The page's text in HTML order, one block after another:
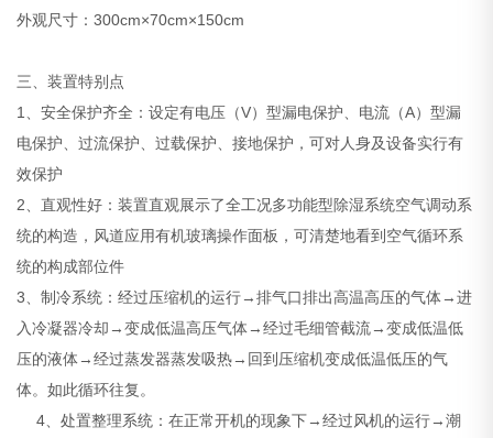
外观尺寸：300cm×70cm×150cm
三、装置特别点
1、安全保护齐全：设定有电压（V）型漏电保护、电流（A）型漏
电保护、过流保护、过载保护、接地保护，可对人身及设备实行有
效保护
2、直观性好：装置直观展示了全工况多功能型除湿系统空气调动系
统的构造，风道应用有机玻璃操作面板，可清楚地看到空气循环系
统的构成部位件
3、制冷系统：经过压缩机的运行→排气口排出高温高压的气体→进
入冷凝器冷却→变成低温高压气体→经过毛细管截流→变成低温低
压的液体→经过蒸发器蒸发吸热→回到压缩机变成低温低压的气
体。如此循环往复。
4、处置整理系统：在正常开机的现象下→经过风机的运行→潮